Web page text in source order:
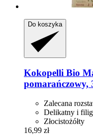
Do koszyka
Kokopelli Bio
pomarańczowy,
Zalecana
Delikatny i
Złocistożółty
16,99 zł